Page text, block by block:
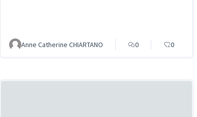
Anne Catherine CHIARTANO 0 0